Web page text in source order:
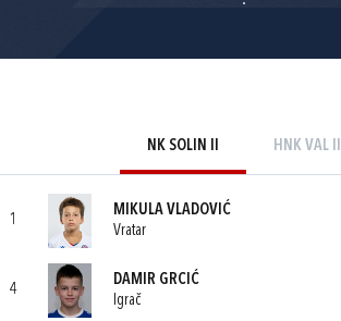
NK SOLIN II HNK VAL II
1
MIKULA VLADOVIĆ
Vratar
4
DAMIR GRCIĆ
Igrač